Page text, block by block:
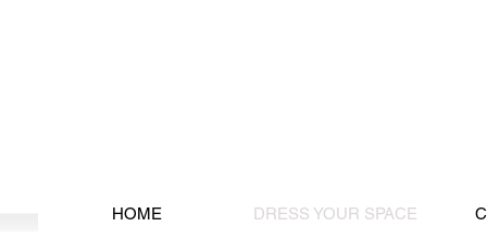
HOME DRESS YOUR SPACE